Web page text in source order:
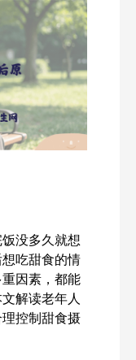
没多久就想
吃甜食的情
因素，都能
解读老年人
控制甜食摄